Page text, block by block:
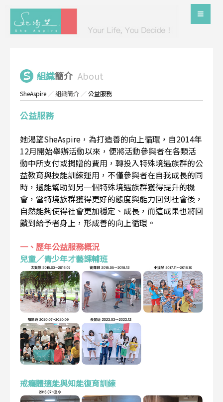
組織簡介 About
SheAspire ／組織簡介 ／公益服務
公益服務
她渴望SheAspire，為打造善的向上循環，自2014年
12月開始舉辦活動以來，便將活動參與者在各類活
動中所支付或捐贈的費用，轉投入特殊境遇族群的公
益教育與技能訓練運用，不僅參與者在自我成長的同
時，還能幫助到另一個特殊境遇族群獲得提升的機
會，當特境族群獲得更好的態度與能力回到社會後，
自然能夠使得社會更加穩定、成長，而這成果也將回
饋到給予者身上，形成善的向上循環。
一、歷年公益服務概況
兒童／青少年才藝課輔班
戒癮體適能與知能復育訓練